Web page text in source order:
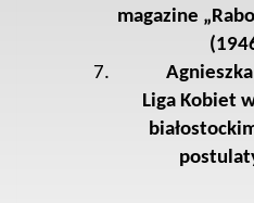
magazine
Liga Kobiet